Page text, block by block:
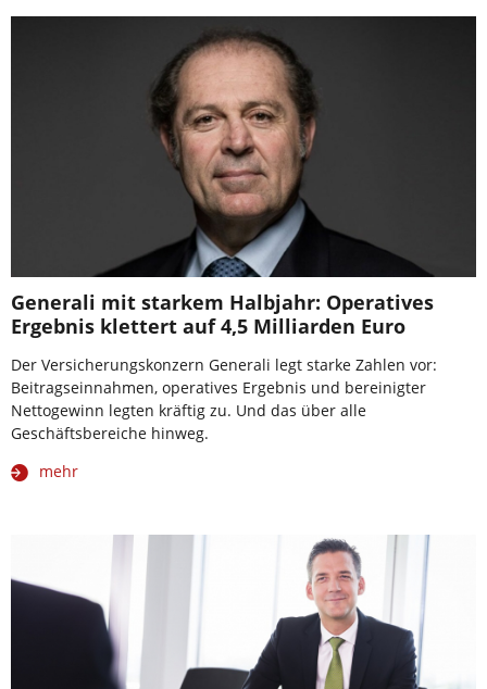
Generali mit starkem Halbjahr: Operatives
Ergebnis klettert auf 4,5 Milliarden Euro
Der Versicherungskonzern Generali legt starke Zahlen vor:
Beitragseinnahmen, operatives Ergebnis und bereinigter
Nettogewinn legten kräftig zu. Und das über alle
Geschäftsbereiche hinweg.
mehr